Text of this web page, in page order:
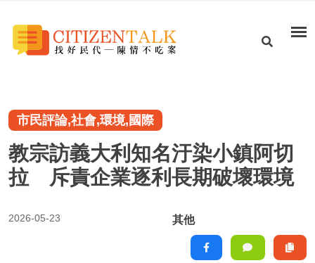
市民評論,社會,環境,國際
教宗訪義大利知名汙染小鎮阿切
拉 斥責企業逐利長期破壞環境
2026-05-23 其他